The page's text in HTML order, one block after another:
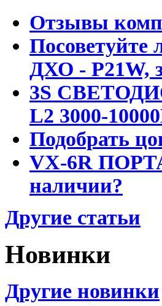
Отзывы
Посоветуйте
ДХО - P21W,
3S
L2 3000-
Подобрать
VX-6R
наличии?
Другие статьи
Новинки
Другие новинки